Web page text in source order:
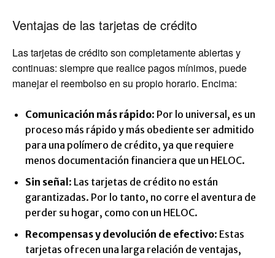
Ventajas de las tarjetas de crédito
Las tarjetas de crédito son completamente abiertas y
continuas: siempre que realice pagos mínimos, puede
manejar el reembolso en su propio horario. Encima:
Comunicación más rápido: Por lo universal, es un
proceso más rápido y más obediente ser admitido
para una polímero de crédito, ya que requiere
menos documentación financiera que un HELOC.
Sin señal : Las tarjetas de crédito no están
garantizadas. Por lo tanto, no corre el aventura de
perder su hogar, como con un HELOC.
Recompensas y devolución de efectivo: Estas
tarjetas ofrecen una larga relación de ventajas,